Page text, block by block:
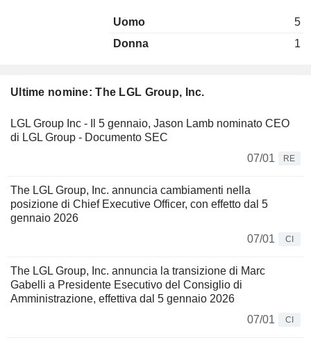
Ultime nomine: The LGL Group, Inc.
LGL Group Inc - Il 5 gennaio, Jason Lamb nominato CEO
di LGL Group - Documento SEC
07/01
RE
The LGL Group, Inc. annuncia cambiamenti nella
posizione di Chief Executive Officer, con effetto dal 5
gennaio 2026
07/01
CI
The LGL Group, Inc. annuncia la transizione di Marc
Gabelli a Presidente Esecutivo del Consiglio di
Amministrazione, effettiva dal 5 gennaio 2026
07/01
CI
Uomo
5
Donna
1